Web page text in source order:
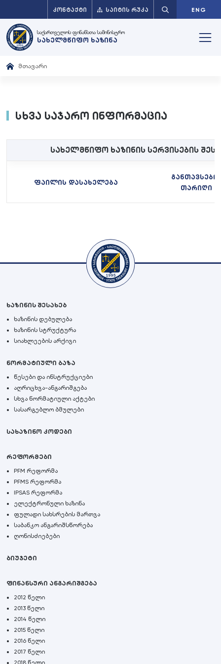
ᲙᲝᲜᲢᲐᲥᲢᲘ ᲡᲐᲘᲢᲘᲡ ᲠᲣᲙᲐ ENG
საქართველოს ფინანსთა სამინისტრო
სახელმწიფო ხაზინა
მთავარი
სხვა საჯარო ინფორმაცია
სახელმწიფო ხაზინის სერვისების
ფაილის დასახელება
თარიღი
ხაზინის შესახებ
ხაზინის დებულება
ხაზინის სტრუქტურა
სიახლეების არქივი
ნორმატიული ბაზა
წესები და ინსტრუქციები
აღრიცხვა-ანგარიშგება
სხვა ნორმატიული აქტები
სასარგებლო ბმულები
სახაზინო კოდები
რეფორმები
PFM რეფორმა
PFMS რეფორმა
IPSAS რეფორმა
ელექტრონული ხაზინა
ფულადი სახსრების მართვა
საბანკო ანგარიშსწორება
ღონისძიებები
ბიუჯეტი
ფინანსური ანგარიშგება
2012 წელი
2013 წელი
2014 წელი
2015 წელი
2016 წელი
2017 წელი